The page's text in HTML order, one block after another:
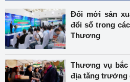
Đổi mới sản
đổi số trong
Thương
Thương vụ
địa tăng trưởng